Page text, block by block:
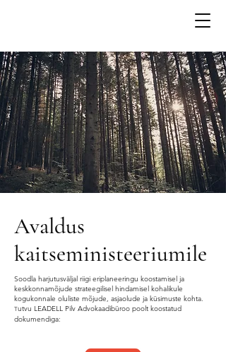
Avaldus
kaitseministeeriumile
Soodla harjutusväljal riigi eriplaneeringu koostamisel ja
keskkonnamõjude strateegilisel hindamisel kohalikule
kogukonnale oluliste mõjude, asjaolude ja küsimuste kohta.
Tutvu LEADELL Pilv Advokaadibüroo poolt koostatud
dokumendiga: